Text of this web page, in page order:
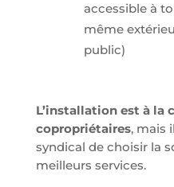
accessible à
même
public)
L’installation est à la
copropriétaires, mais
syndical de choisir la
meilleurs services.